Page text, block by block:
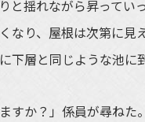
と揺れながら昇って
なり、屋根は次第に
下層と同じような池に
か？」係員が尋ねた。